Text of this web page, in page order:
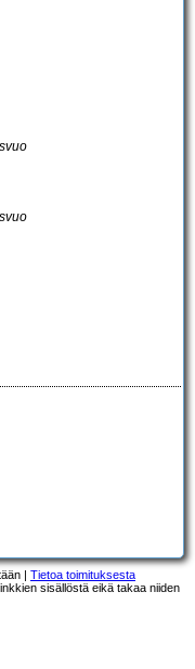
| Tietoa toimituksesta
sisällöstä eikä takaa niiden